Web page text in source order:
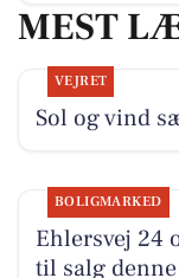
MEST
VEJRET
Sol og vind
BOLIGMARKED
Ehlersvej 24
til salg